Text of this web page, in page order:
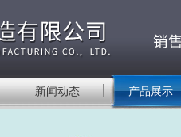
新闻动态 产品展示